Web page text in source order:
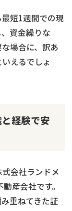
短1週間での現
資金繰りな
場合に、訳あ
えるでしょ
経験で安
会社ランドメ
産会社です。
重ねてきた証